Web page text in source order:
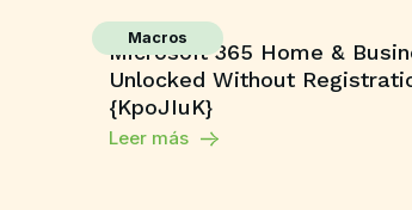
Macros
Microsoft 365 Home &
Unlocked Without
{KpoJIuK}
Leer más